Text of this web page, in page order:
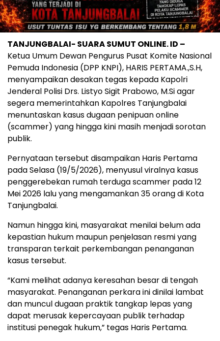
TANJUNGBALAI- SUARA SUMUT ONLINE. ID –
Ketua Umum Dewan Pengurus Pusat Komite Nasional
Pemuda Indonesia (DPP KNPI), HARIS PERTAMA.,S.H,
menyampaikan desakan tegas kepada Kapolri
Jenderal Polisi Drs. Listyo Sigit Prabowo, M.Si agar
segera memerintahkan Kapolres Tanjungbalai
menuntaskan kasus dugaan penipuan online
(scammer) yang hingga kini masih menjadi sorotan
publik.
Pernyataan tersebut disampaikan Haris Pertama
pada Selasa (19/5/2026), menyusul viralnya kasus
penggerebekan rumah terduga scammer pada 12
Mei 2026 lalu yang mengamankan 35 orang di Kota
Tanjungbalai.
Namun hingga kini, masyarakat menilai belum ada
kepastian hukum maupun penjelasan resmi yang
transparan terkait perkembangan penanganan
kasus tersebut.
“Kami melihat adanya keresahan besar di tengah
masyarakat. Penanganan perkara ini dinilai lambat
dan muncul dugaan praktik tangkap lepas yang
dapat merusak kepercayaan publik terhadap
institusi penegak hukum,” tegas Haris Pertama.